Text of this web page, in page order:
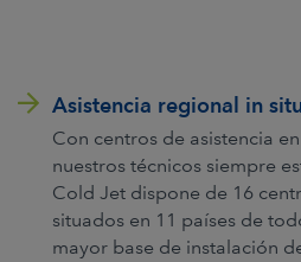
Asistencia regional in
Con centros de asistencia
nuestros técnicos siempre
Cold Jet dispone de 16
situados en 11 países de
mayor base de instalación